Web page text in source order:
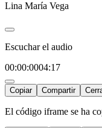
Lina María Vega
Escuchar el audio
00:00:0004:17
Copiar Compartir
El código iframe se ha